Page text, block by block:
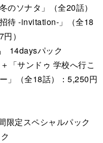
ソナタ」（全20話）
待 -invitation-」（全18
）
14daysパック
「サンドゥ 学校へ行こ
」（全18話）：5,250円
限定スペシャルパック